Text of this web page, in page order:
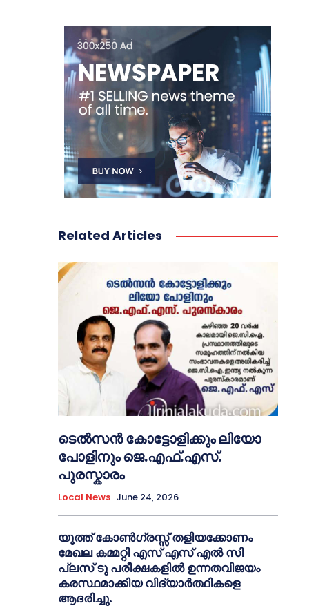
Related Articles
ടെൽസൻ കോട്ടോളിക്കും ലിയോ
പോളിനും ജെ.എഫ്.എസ്.
പുരസ്കാരം
Local News June 24, 2026
യൂത്ത് കോൺഗ്രസ്സ് തളിയക്കോണം
മേഖല കമ്മറ്റി എസ് എസ് എൽ സി
പ്ലസ് ടു പരീക്ഷകളിൽ ഉന്നതവിജയം
കരസ്ഥമാക്കിയ വിദ്യാർത്ഥികളെ
ആദരിച്ചു.